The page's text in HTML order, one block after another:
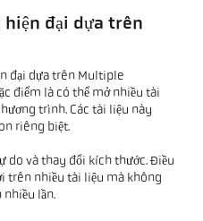
hiện đại dựa trên
đại dựa trên Multiple
điểm là có thể mở nhiều tài
trình. Các tài liệu này
riêng biệt.
do và thay đổi kích thước. Điều
trên nhiều tài liệu mà không
lần.